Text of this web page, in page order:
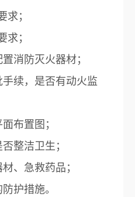
；
；
消防灭火器材；
续，是否有动火监
布置图；
整洁卫生；
、急救药品；
护措施。